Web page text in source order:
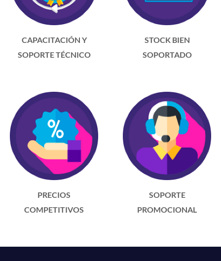
CAPACITACIÓN Y
SOPORTE TÉCNICO
STOCK BIEN
SOPORTADO
PRECIOS
COMPETITIVOS
SOPORTE
PROMOCIONAL